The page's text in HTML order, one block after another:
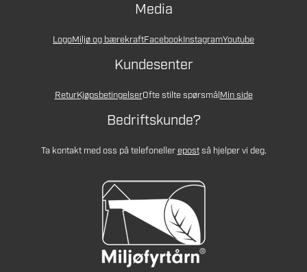
Media
LogoMiljø og bærekraftFacebookInstagramYoutube
Kundesenter
ReturKjøpsbetingelserOfte stilte spørsmålMin side
Bedriftskunde?
Ta kontakt med oss på telefonellerepostså hjelper vi deg.